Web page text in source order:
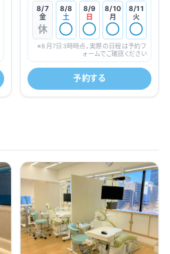
8/7
金
休
8/8
土
◯
8/9
日
◯
8/10
月
◯
8/11
火
◯
※8月7日3時時点。実際の日程は予約フ
ォームでご確認ください
予約する